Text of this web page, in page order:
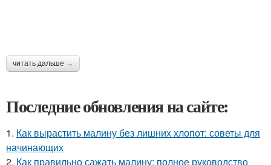
читать дальше →
Последние обновления на сайте:
1. Как вырастить малину без лишних хлопот: советы для
начинающих
2. Как правильно сажать малину: полное руководство